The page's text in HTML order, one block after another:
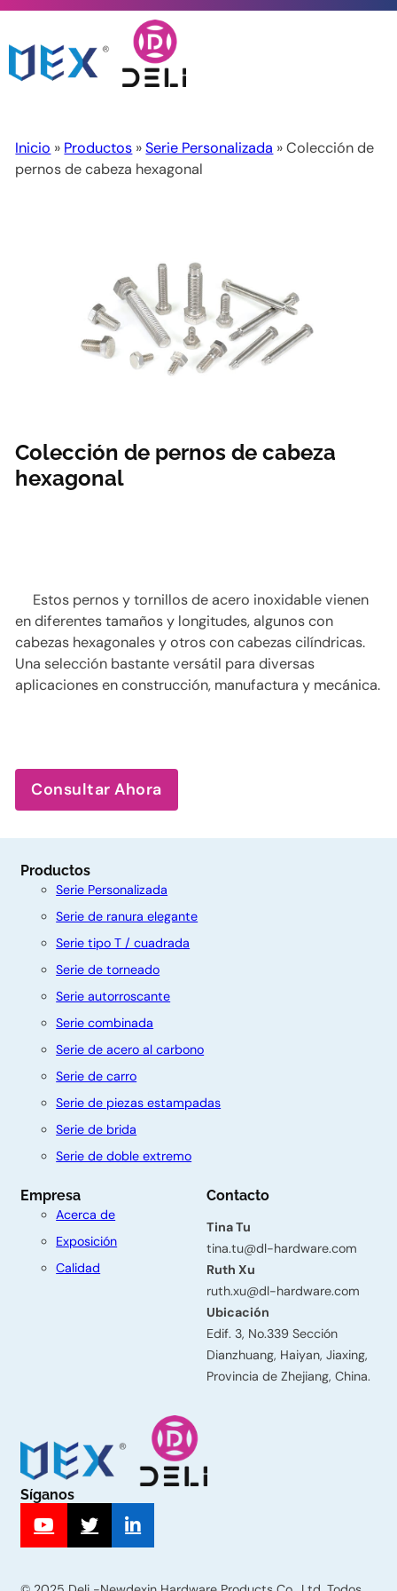
Inicio » Productos »Serie Personalizada » Colección de
pernos de cabeza hexagonal
Colección de pernos de cabeza
hexagonal
Estos pernos y tornillos de acero inoxidable vienen
en diferentes tamaños y longitudes, algunos con
cabezas hexagonales y otros con cabezas cilíndricas.
Una selección bastante versátil para diversas
aplicaciones en construcción, manufactura y mecánica.
Consultar Ahora
Productos
Serie Personalizada
Serie de ranura elegante
Serie tipo T / cuadrada
Serie de torneado
Serie autorroscante
Serie combinada
Serie de acero al carbono
Serie de carro
Serie de piezas estampadas
Serie de brida
Serie de doble extremo
Empresa
Acerca de
Exposición
Calidad
Contacto
Tina Tu
tina.tu@dl-hardware.com
Ruth Xu
ruth.xu@dl-hardware.com
Ubicación
Edif. 3, No.339 Sección
Dianzhuang, Haiyan, Jiaxing,
Provincia de Zhejiang, China.
Síganos
Apellido